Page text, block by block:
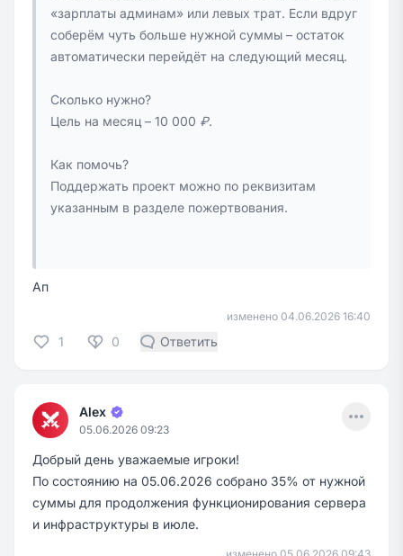
«зарплаты админам» или левых трат. Если вдруг
соберём чуть больше нужной суммы – остаток
автоматически перейдёт на следующий месяц.
Сколько нужно?
Цель на месяц – 10 000 ₽.
Как помочь?
Поддержать проект можно по реквизитам
указанным в разделе пожертвования.
Ап
изменено 04.06.2026 16:40
1 0 Ответить
Alex
05.06.2026 09:23
Menu
Добрый день уважаемые игроки!
По состоянию на 05.06.2026 собрано 35% от нужной
суммы для продолжения функционирования сервера
и инфраструктуры в июле.